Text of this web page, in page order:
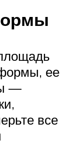
ее
—
все